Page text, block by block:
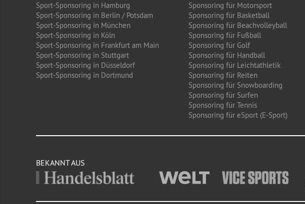
Sport-Sponsoring in Hamburg
Sport-Sponsoring in Berlin / Potsdam
Sport-Sponsoring in München
Sport-Sponsoring in Köln
Sport-Sponsoring in Frankfurt am Main
Sport-Sponsoring in Stuttgart
Sport-Sponsoring in Düsseldorf
Sport-Sponsoring in Dortmund
Sponsoring für Motorsport
Sponsoring für Basketball
Sponsoring für Beachvolleyball
Sponsoring für Fußball
Sponsoring für Golf
Sponsoring für Handball
Sponsoring für Leichtathletik
Sponsoring für Reiten
Sponsoring für Snowboarding
Sponsoring für Surfen
Sponsoring für Tennis
Sponsoring für eSport (E-Sport)
BEKANNT AUS